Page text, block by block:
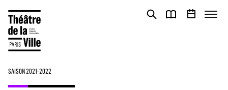
SAISON 2021-2022